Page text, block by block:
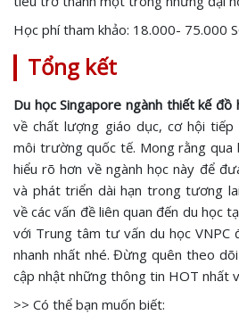
Học phí tham khảo: 18.000- 75.000
Tổng kết
Du học Singapore ngành thiết kế đồ
về chất lượng giáo dục, cơ hội
môi trường quốc tế. Mong rằng
hiểu rõ hơn về ngành học này để
và phát triển dài hạn trong tương
về các vấn đề liên quan đến du học
với Trung tâm tư vấn du học VNPC
nhanh nhất nhé. Đừng quên theo
cập nhật những thông tin HOT nhất
>> Có thể bạn muốn biết: